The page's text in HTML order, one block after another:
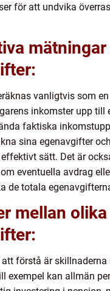
för att undvika
mätningar
vanligtvis som
inkomster upp till
faktiska
sina egenavgifter
sätt. Det är
eventuella avdrag
de totala
mellan olika
förstå är skillnaderna
exempel kan allmän